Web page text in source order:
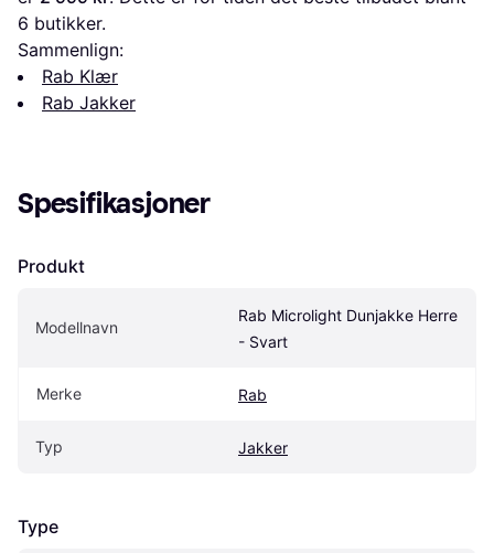
6 butikker.
Sammenlign:
Rab Klær
Rab Jakker
Spesifikasjoner
Produkt
Modellnavn
Rab Microlight Dunjakke Herre
- Svart
Merke Rab
Typ Jakker
Type